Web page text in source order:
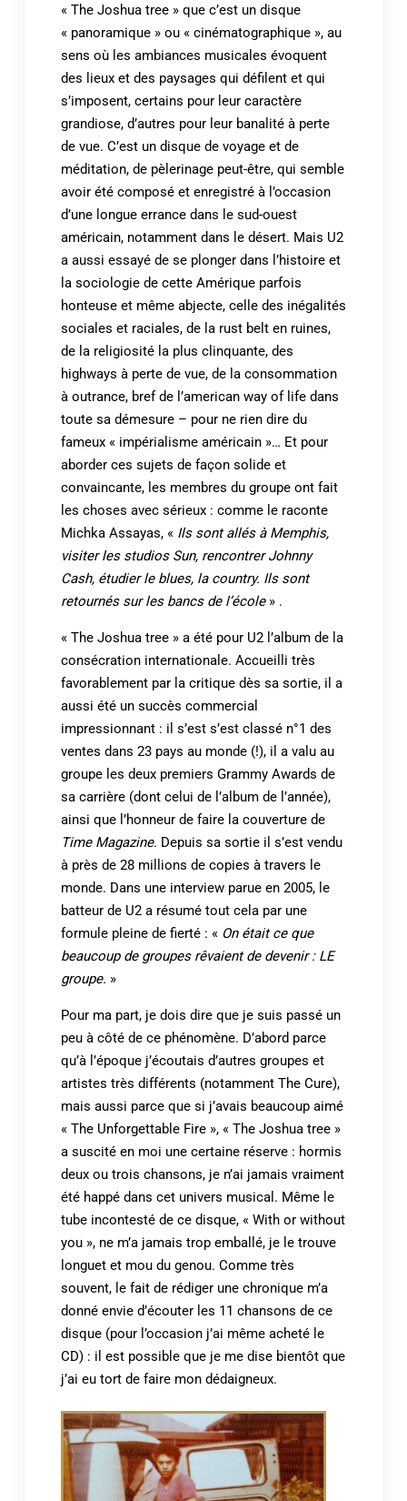
« The Joshua tree » que c’est un disque
« panoramique » ou « cinématographique », au
sens où les ambiances musicales évoquent
des lieux et des paysages qui défilent et qui
s’imposent, certains pour leur caractère
grandiose, d’autres pour leur banalité à perte
de vue. C’est un disque de voyage et de
méditation, de pèlerinage peut-être, qui semble
avoir été composé et enregistré à l’occasion
d’une longue errance dans le sud-ouest
américain, notamment dans le désert. Mais U2
a aussi essayé de se plonger dans l’histoire et
la sociologie de cette Amérique parfois
honteuse et même abjecte, celle des inégalités
sociales et raciales, de la rust belt en ruines,
de la religiosité la plus clinquante, des
highways à perte de vue, de la consommation
à outrance, bref de l’american way of life dans
toute sa démesure – pour ne rien dire du
fameux « impérialisme américain »… Et pour
aborder ces sujets de façon solide et
convaincante, les membres du groupe ont fait
les choses avec sérieux : comme le raconte
Michka Assayas, « Ils sont allés à Memphis,
visiter les studios Sun, rencontrer Johnny
Cash, étudier le blues, la country. Ils sont
retournés sur les bancs de l’école» .
« The Joshua tree » a été pour U2 l’album de la
consécration internationale. Accueilli très
favorablement par la critique dès sa sortie, il a
aussi été un succès commercial
impressionnant : il s’est s’est classé n°1 des
ventes dans 23 pays au monde (!), il a valu au
groupe les deux premiers Grammy Awards de
sa carrière (dont celui de l’album de l’année),
ainsi que l’honneur de faire la couverture de
Time Magazine. Depuis sa sortie il s’est vendu
à près de 28 millions de copies à travers le
monde. Dans une interview parue en 2005, le
batteur de U2 a résumé tout cela par une
formule pleine de fierté : « On était ce que
beaucoup de groupes rêvaient de devenir : LE
groupe. »
Pour ma part, je dois dire que je suis passé un
peu à côté de ce phénomène. D’abord parce
qu’à l’époque j’écoutais d’autres groupes et
artistes très différents (notamment The Cure),
mais aussi parce que si j’avais beaucoup aimé
« The Unforgettable Fire », « The Joshua tree »
a suscité en moi une certaine réserve : hormis
deux ou trois chansons, je n’ai jamais vraiment
été happé dans cet univers musical. Même le
tube incontesté de ce disque, « With or without
you », ne m’a jamais trop emballé, je le trouve
longuet et mou du genou. Comme très
souvent, le fait de rédiger une chronique m’a
donné envie d’écouter les 11 chansons de ce
disque (pour l’occasion j’ai même acheté le
CD) : il est possible que je me dise bientôt que
j’ai eu tort de faire mon dédaigneux.